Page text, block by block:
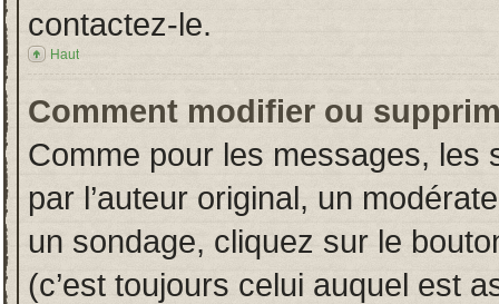
contactez-le.
Haut
Comment modifier ou
Comme pour les messages, les
par l’auteur original, un
un sondage, cliquez sur le
(c’est toujours celui auquel est